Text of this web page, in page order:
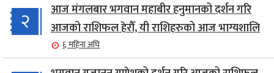
२
आज मंगलबार भगवान महाबीर हनुमानको दर्शन गरि
आजको राशिफल हेरौँ, यी राशिहरुको आज भाग्यशालि
६ महिना अघि